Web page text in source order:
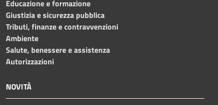
Educazione e formazione
Giustizia e sicurezza pubblica
Tributi, finanze e contravvenzioni
Ambiente
Salute, benessere e assistenza
Autorizzazioni
NOVITÀ